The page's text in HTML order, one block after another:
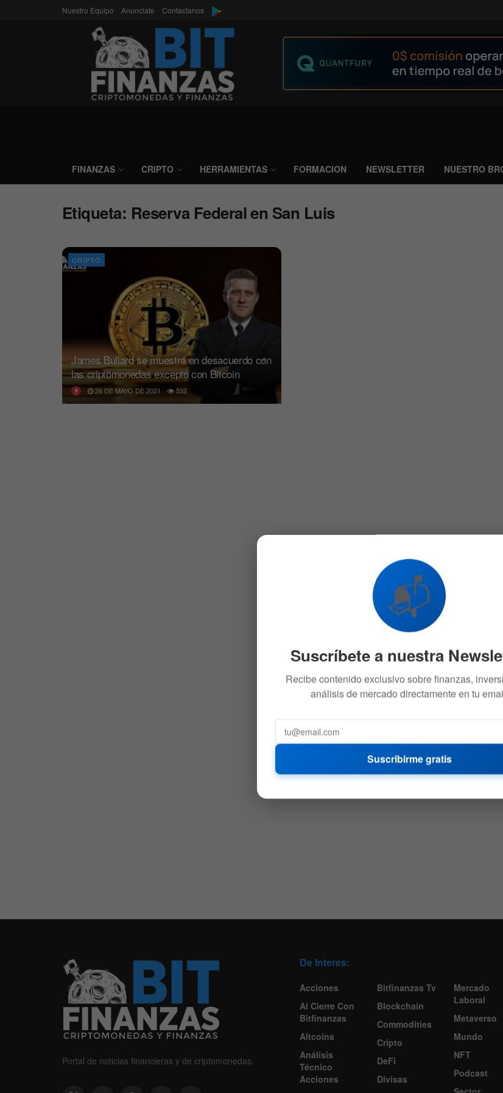
Nuestro Equipo Anunciate Contactanos
FINANZAS CRIPTO HERRAMIENTAS FORMACION NEWSLETTER NUESTRO
Etiqueta: Reserva Federal en San Luis
CRIPTO
James Bullard se muestra en desacuerdo con
las criptomonedas excepto con Bitcoin
26 DE MAYO DE 2021 532
Portal de noticias financieras y de criptomonedas.
De Interes:
Acciones
Al Cierre Con
Bitfinanzas
Altcoins
Análisis
Técnico
Acciones
Bitfinanzas Tv
Blockchain
Commodities
Cripto
DeFi
Divisas
Mercado
Laboral
Metaverso
Mundo
NFT
Podcast
📬
Suscríbete a nuestra
Recibe contenido exclusivo sobre finanzas,
análisis de mercado directamente en tu
Suscribirme gratis